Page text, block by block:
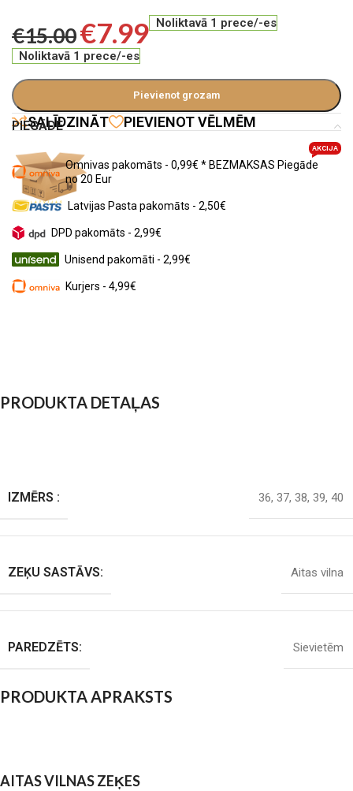
€15.00€7.99 Noliktavā 1 prece/-es
Noliktavā 1 prece/-es
Pievienot grozam
SALĪDZINĀT PIEVIENOT VĒLMĒM
PIEGĀDE
Omnivas pakomāts - 0,99€ * BEZMAKSAS Piegāde
no 20 Eur
AKCIJA
Latvijas Pasta pakomāts - 2,50€
DPD pakomāts - 2,99€
Unisend pakomāti - 2,99€
Kurjers - 4,99€
PRODUKTA DETAĻAS
IZMĒRS : 36, 37, 38, 39, 40
ZEĶU SASTĀVS: Aitas vilna
PAREDZĒTS: Sievietēm
PRODUKTA APRAKSTS
AITAS VILNAS ZEĶES